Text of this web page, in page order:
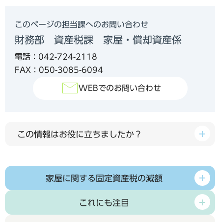
このページの担当課へのお問い合わせ
財務部 資産税課 家屋・償却資産係
電話：042-724-2118
FAX：050-3085-6094
WEBでのお問い合わせ
この情報はお役に立ちましたか？
家屋に関する固定資産税の減額
これにも注目